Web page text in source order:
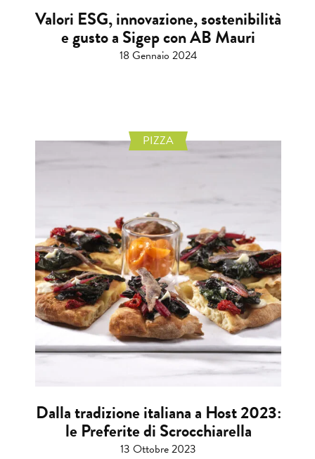
Valori ESG, innovazione, sostenibilità
e gusto a Sigep con AB Mauri
18 Gennaio 2024
PIZZA
Dalla tradizione italiana a Host 2023:
le Preferite di Scrocchiarella
13 Ottobre 2023